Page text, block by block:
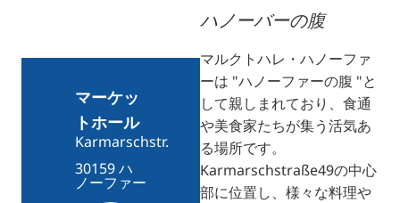
ハノーバーの腹
マルクトハレ・ハノーファ
ーは "ハノーファーの腹 "と
して親しまれており、食通
や美食家たちが集う活気あ
る場所です。
Karmarschstraße49の中心
部に位置し、様々な料理や
マーケッ
トホール
Karmarschstr.
30159 ハ
ノーファー